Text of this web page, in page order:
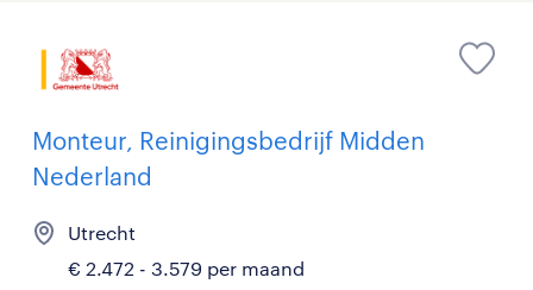
Monteur, Reinigingsbedrijf Midden
Nederland
Utrecht
€ 2.472 - 3.579 per maand